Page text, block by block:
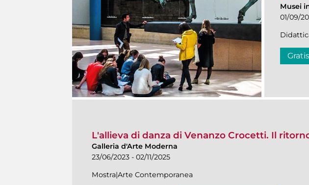
Musei
01/09/
L'allieva di danza di Venanzo Crocetti. Il
Galleria d'Arte Moderna
23/06/2023 - 02/11/2025
Mostra|Arte Contemporanea